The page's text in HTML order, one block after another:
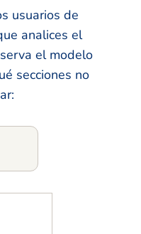
usuarios de
analices el
el modelo
secciones no